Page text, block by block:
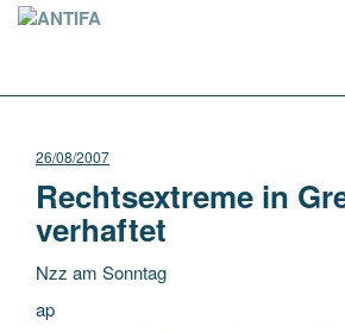
26/08/2007
Rechtsextreme in
verhaftet
Nzz am Sonntag
ap